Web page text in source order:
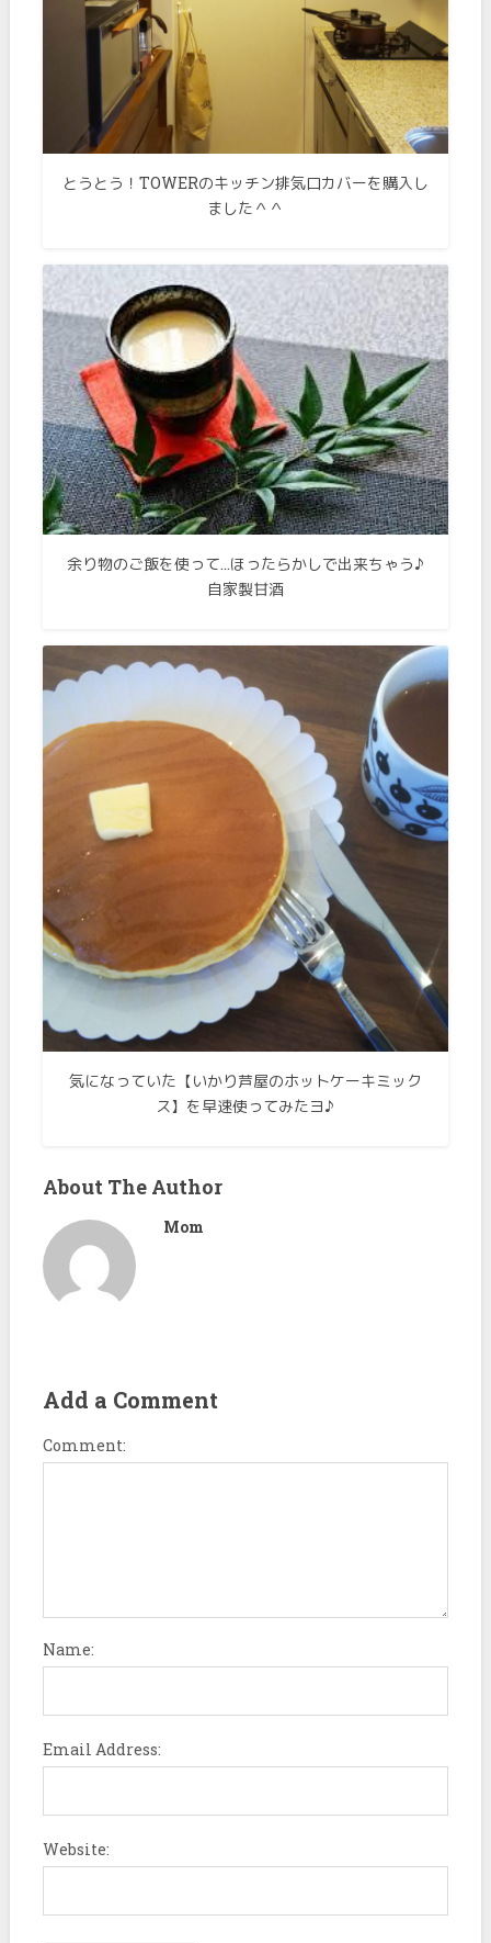
とうとう！TOWERのキッチン排気口カバーを購入し
ました＾＾
余り物のご飯を使って…ほったらかしで出来ちゃう♪
自家製甘酒
気になっていた【いかり芦屋のホットケーキミック
ス】を早速使ってみたヨ♪
About The Author
Mom
Add a Comment
Comment:
Name:
Email Address:
Website: